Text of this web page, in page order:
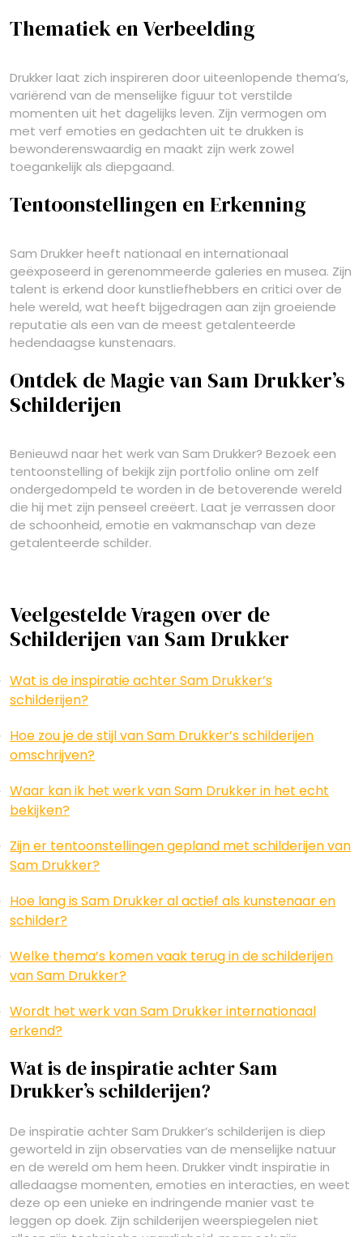
Thematiek en Verbeelding
Drukker laat zich inspireren door uiteenlopende thema’s,
variërend van de menselijke figuur tot verstilde
momenten uit het dagelijks leven. Zijn vermogen om
met verf emoties en gedachten uit te drukken is
bewonderenswaardig en maakt zijn werk zowel
toegankelijk als diepgaand.
Tentoonstellingen en Erkenning
Sam Drukker heeft nationaal en internationaal
geëxposeerd in gerenommeerde galeries en musea. Zijn
talent is erkend door kunstliefhebbers en critici over de
hele wereld, wat heeft bijgedragen aan zijn groeiende
reputatie als een van de meest getalenteerde
hedendaagse kunstenaars.
Ontdek de Magie van Sam Drukker’s
Schilderijen
Benieuwd naar het werk van Sam Drukker? Bezoek een
tentoonstelling of bekijk zijn portfolio online om zelf
ondergedompeld te worden in de betoverende wereld
die hij met zijn penseel creëert. Laat je verrassen door
de schoonheid, emotie en vakmanschap van deze
getalenteerde schilder.
Veelgestelde Vragen over de
Schilderijen van Sam Drukker
Wat is de inspiratie achter Sam Drukker’s
schilderijen?
Hoe zou je de stijl van Sam Drukker’s schilderijen
omschrijven?
Waar kan ik het werk van Sam Drukker in het echt
bekijken?
Zijn er tentoonstellingen gepland met schilderijen van
Sam Drukker?
Hoe lang is Sam Drukker al actief als kunstenaar en
schilder?
Welke thema’s komen vaak terug in de schilderijen
van Sam Drukker?
Wordt het werk van Sam Drukker internationaal
erkend?
Wat is de inspiratie achter Sam
Drukker’s schilderijen?
De inspiratie achter Sam Drukker’s schilderijen is diep
geworteld in zijn observaties van de menselijke natuur
en de wereld om hem heen. Drukker vindt inspiratie in
alledaagse momenten, emoties en interacties, en weet
deze op een unieke en indringende manier vast te
leggen op doek. Zijn schilderijen weerspiegelen niet